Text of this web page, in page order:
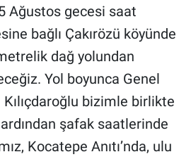
Ağustos gecesi saat
bağlı Çakırözü köyünde
dağ yolundan
Yol boyunca Genel
Kılıçdaroğlu bizimle birlikte
şafak saatlerinde
Kocatepe Anıtı’nda, ulu